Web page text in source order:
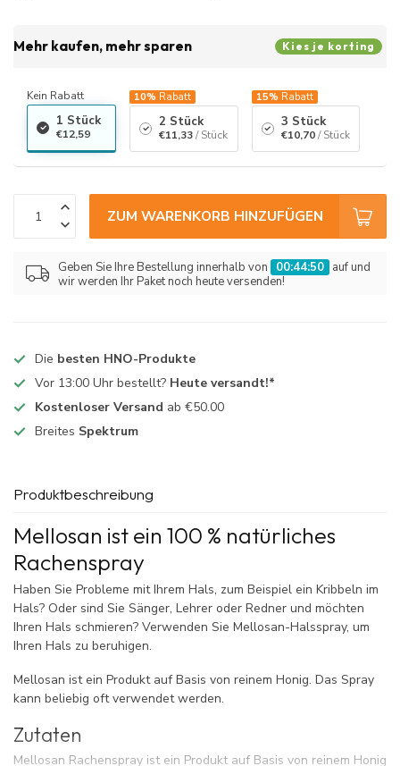
Kies je korting
Mehr kaufen, mehr sparen
Kein Rabatt
1 Stück
€12,59
10% Rabatt
2 Stück
€11,33 / Stück
15% Rabatt
3 Stück
€10,70 / Stück
ZUM WARENKORB HINZUFÜGEN
Geben Sie Ihre Bestellung innerhalb von 00:44:50 auf und
wir werden Ihr Paket noch heute versenden!
Die besten HNO-Produkte
Vor 13:00 Uhr bestellt? Heute versandt!*
Kostenloser Versand ab €50.00
Breites Spektrum
Produktbeschreibung
Mellosan ist ein 100 % natürliches
Rachenspray
Haben Sie Probleme mit Ihrem Hals, zum Beispiel ein Kribbeln im
Hals? Oder sind Sie Sänger, Lehrer oder Redner und möchten
Ihren Hals schmieren? Verwenden Sie Mellosan-Halsspray, um
Ihren Hals zu beruhigen.
Mellosan ist ein Produkt auf Basis von reinem Honig. Das Spray
kann beliebig oft verwendet werden.
Zutaten
Mellosan Rachenspray ist ein Produkt auf Basis von reinem Honig